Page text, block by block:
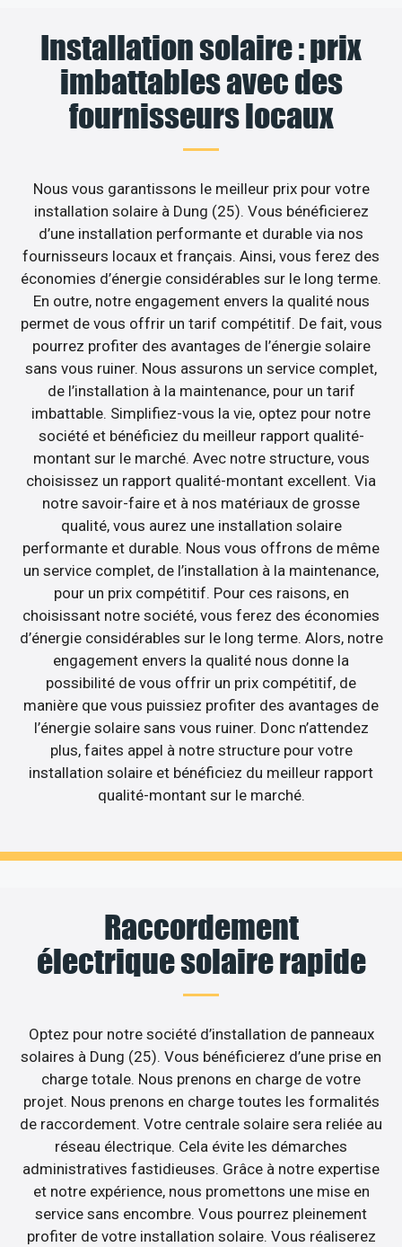
Installation solaire : prix
imbattables avec des
fournisseurs locaux
Nous vous garantissons le meilleur prix pour votre
installation solaire à Dung (25). Vous bénéficierez
d’une installation performante et durable via nos
fournisseurs locaux et français. Ainsi, vous ferez des
économies d’énergie considérables sur le long terme.
En outre, notre engagement envers la qualité nous
permet de vous offrir un tarif compétitif. De fait, vous
pourrez profiter des avantages de l’énergie solaire
sans vous ruiner. Nous assurons un service complet,
de l’installation à la maintenance, pour un tarif
imbattable. Simplifiez-vous la vie, optez pour notre
société et bénéficiez du meilleur rapport qualité-
montant sur le marché. Avec notre structure, vous
choisissez un rapport qualité-montant excellent. Via
notre savoir-faire et à nos matériaux de grosse
qualité, vous aurez une installation solaire
performante et durable. Nous vous offrons de même
un service complet, de l’installation à la maintenance,
pour un prix compétitif. Pour ces raisons, en
choisissant notre société, vous ferez des économies
d’énergie considérables sur le long terme. Alors, notre
engagement envers la qualité nous donne la
possibilité de vous offrir un prix compétitif, de
manière que vous puissiez profiter des avantages de
l’énergie solaire sans vous ruiner. Donc n’attendez
plus, faites appel à notre structure pour votre
installation solaire et bénéficiez du meilleur rapport
qualité-montant sur le marché.
Raccordement
électrique solaire rapide
Optez pour notre société d’installation de panneaux
solaires à Dung (25). Vous bénéficierez d’une prise en
charge totale. Nous prenons en charge de votre
projet. Nous prenons en charge toutes les formalités
de raccordement. Votre centrale solaire sera reliée au
réseau électrique. Cela évite les démarches
administratives fastidieuses. Grâce à notre expertise
et notre expérience, nous promettons une mise en
service sans encombre. Vous pourrez pleinement
profiter de votre installation solaire. Vous réaliserez